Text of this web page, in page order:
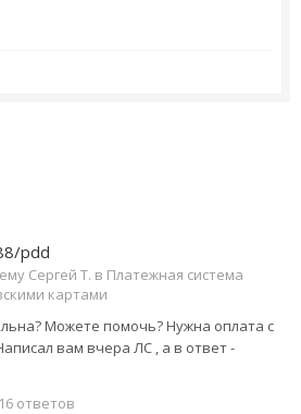
pdd
Сергей Т. в Платежная система
картами
Можете помочь? Нужна оплата с
вам вчера ЛС , а в ответ -
16 ответов